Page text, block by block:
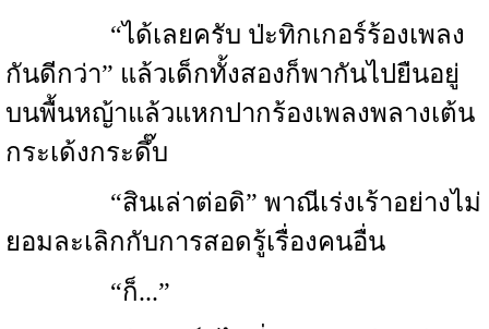
“ได้เลยครับ ป่ะทิกเกอร์ร้องเพลง
กันดีกว่า” แล้วเด็กทั้งสองก็พากันไปยืนอยู่
บนพื้นหญ้าแล้วแหกปากร้องเพลงพลางเต้น
กระเด้งกระดึ๊บ
“สินเล่าต่อดิ” พาณีเร่งเร้าอย่างไม่
ยอมละเลิกกับการสอดรู้เรื่องคนอื่น
“ก็...”